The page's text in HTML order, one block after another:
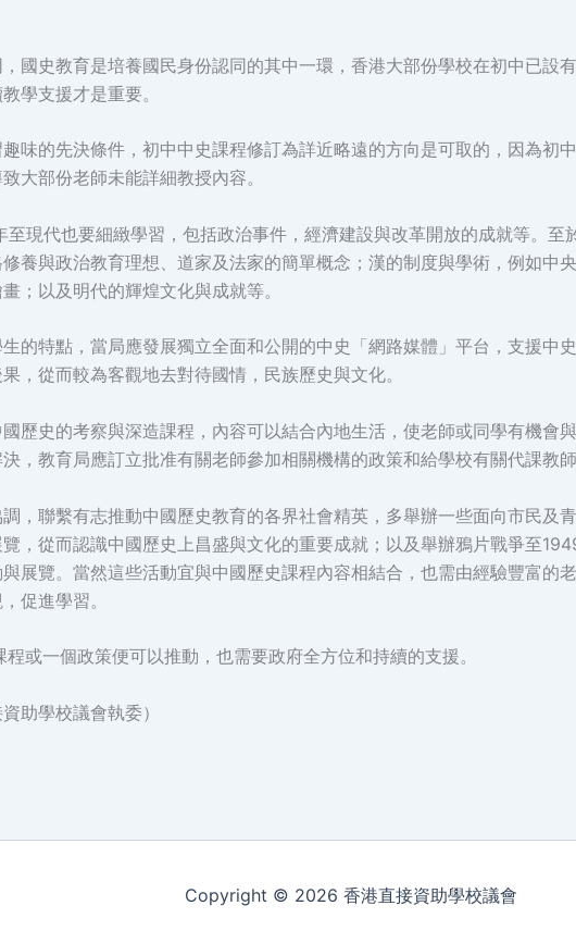
國史教育是培養國民身份認同的其中一環，香港大部份學校在初中已設
學支援才是重要。
味的先決條件，初中中史課程修訂為詳近略遠的方向是可取的，因為初
大部份老師未能詳細教授內容。
現代也要細緻學習，包括政治事件，經濟建設與改革開放的成就等。
養與政治教育理想、道家及法家的簡單概念；漢的制度與學術，例如中
；以及明代的輝煌文化與成就等。
的特點，當局應發展獨立全面和公開的中史「網路媒體」平台，支援中
，從而較為客觀地去對待國情，民族歷史與文化。
歷史的考察與深造課程，內容可以結合內地生活，使老師或同學有機會
，教育局應訂立批准有關老師參加相關機構的政策和給學校有關代課教
，聯繫有志推動中國歷史教育的各界社會精英，多舉辦一些面向市民及
，從而認識中國歷史上昌盛與文化的重要成就；以及舉辦鴉片戰爭至
展覽。當然這些活動宜與中國歷史課程內容相結合，也需由經驗豐富的
促進學習。
或一個政策便可以推動，也需要政府全方位和持續的支援。
助學校議會執委）
Copyright © 2026 香港直接資助學校議會